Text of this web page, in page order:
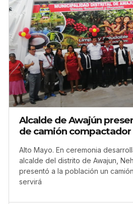
Alcalde de Awajún
de camión compactador
Alto Mayo. En ceremonia
alcalde del distrito de Awajun,
presentó a la población un
servirá